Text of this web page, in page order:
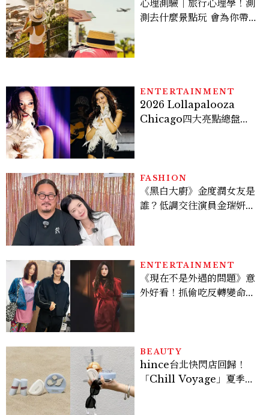
心理測驗｜旅行心理學！測
測去什麼景點玩 會為你帶來
ENTERTAINMENT
2026 Lollapalooza
Chicago四大亮點總盤
FASHION
《黑白大廚》金度潤女友是
誰？低調交往演員金瑞妍、
ENTERTAINMENT
《現在不是外遇的問題》意
外好看！抓偷吃反轉變命
看點懶人包
BEAUTY
hince台北快閃店回歸！
「Chill Voyage」夏季限